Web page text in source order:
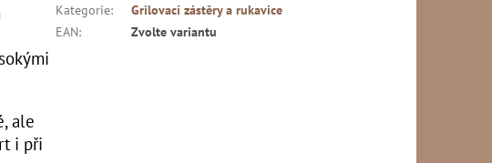
ale
i při
Kategorie:
Grilovací zástěry a rukavice
EAN: Zvolte variantu